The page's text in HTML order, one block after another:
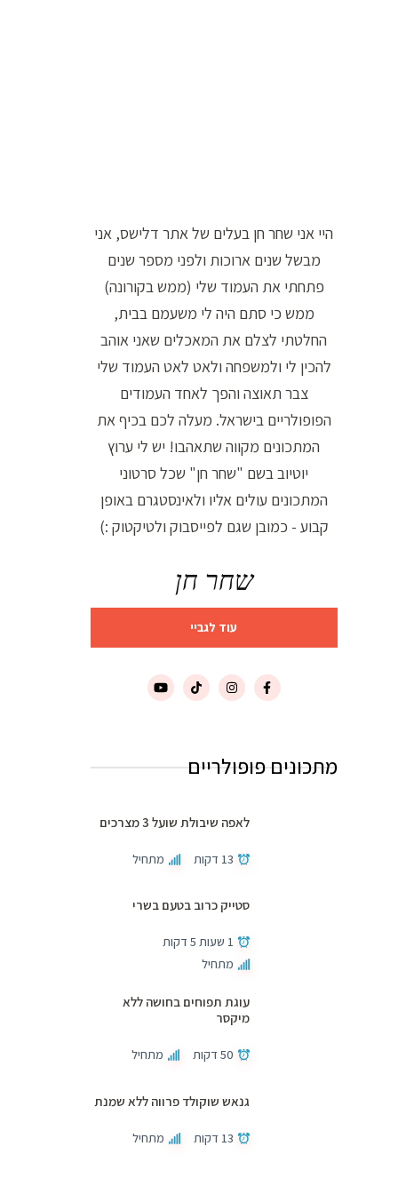
היי אני שחר חן בעלים של אתר דלישס, אני
מבשל שנים ארוכות ולפני מספר שנים
פתחתי את העמוד שלי (ממש בקורונה)
ממש כי סתם היה לי משעמם בבית,
החלטתי לצלם את המאכלים שאני אוהב
להכין לי ולמשפחה ולאט לאט העמוד שלי
צבר תאוצה והפך לאחד העמודים
הפופולריים בישראל. מעלה לכם בכיף את
המתכונים מקווה שתאהבו! יש לי ערוץ
יוטיוב בשם "שחר חן" שכל סרטוני
המתכונים עולים אליו ולאינסטגרם באופן
קבוע - כמובן שגם לפייסבוק ולטיקטוק :)
שחר חן
עוד לגביי
מתכונים פופולריים
לאפה שיבולת שועל 3 מצרכים
13 דקות מתחיל
סטייק כרוב בטעם בשרי
1 שעות 5 דקות
מתחיל
עוגת תפוחים בחושה ללא
מיקסר
50 דקות מתחיל
גנאש שוקולד פרווה ללא שמנת
13 דקות מתחיל